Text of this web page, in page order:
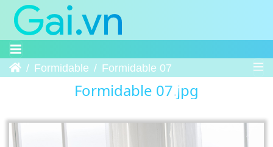
Trang chủFormidable Formidable 07
Formidable 07.jpg